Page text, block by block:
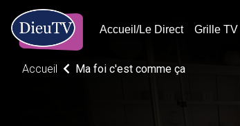
Accueil/Le Direct Grille TV
Accueil Ma foi c'est comme ça